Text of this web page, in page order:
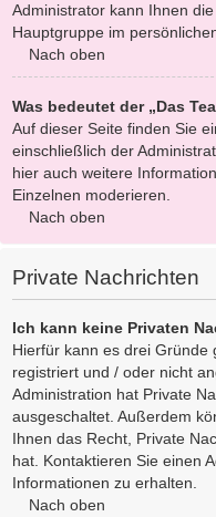
Administrator kann Ihnen
Hauptgruppe im
Nach oben
Was bedeutet der „Das
Auf dieser Seite finden Sie
einschließlich der
hier auch weitere
Einzelnen moderieren.
Nach oben
Private Nachrichten
Ich kann keine Privaten
Hierfür kann es drei Gründe
registriert und / oder nicht
Administration hat Private
ausgeschaltet. Außerdem
Ihnen das Recht, Private
hat. Kontaktieren Sie einen
Informationen zu erhalten.
Nach oben